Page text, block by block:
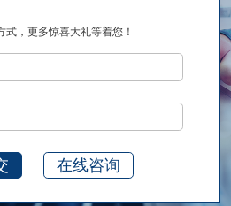
式，更多惊喜大礼等着您！
在线咨询